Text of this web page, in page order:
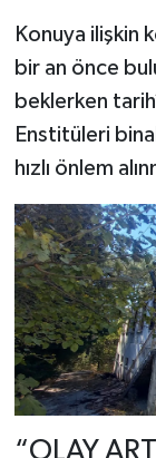
Konuya ilişkin
bir an önce
beklerken
Enstitüleri
hızlı önlem
“OLAY